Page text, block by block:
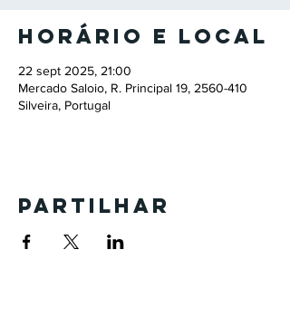
Horário e local
22 sept 2025, 21:00
Mercado Saloio, R. Principal 19, 2560-410
Silveira, Portugal
Partilhar